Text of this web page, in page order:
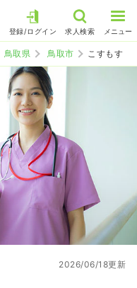
登録/ログイン 求人検索 メニュー
鳥取県 鳥取市 こすもす
2026/06/18更新